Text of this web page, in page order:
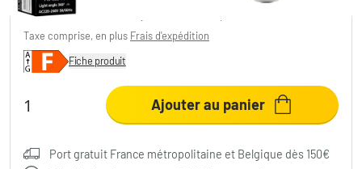
Vous économisez
Taxe comprise, en plus Frais d'expédition
Fiche produit
Ajouter au panier
Port gratuit France métropolitaine et Belgique dès 150€